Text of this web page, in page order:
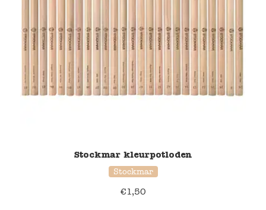
Stockmar kleurpotloden
Stockmar
€1,50